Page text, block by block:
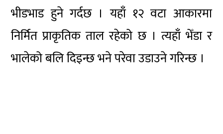
भीडभाड हुने गर्दछ । यहाँ १२ वटा आकारमा
निर्मित प्राकृतिक ताल रहेको छ । त्यहाँ भेँडा र
भालेको बलि दिइन्छ भने परेवा उडाउने गरिन्छ ।